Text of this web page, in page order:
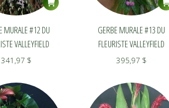
MURALE #12 DU
VALLEYFIELD
341,97 $
GERBE MURALE #13 DU
FLEURISTE VALLEYFIELD
395,97 $